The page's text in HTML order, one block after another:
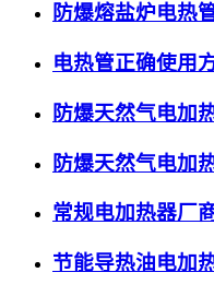
防爆熔盐炉电热
电热管正确使用
防爆天然气电加
防爆天然气电加
常规电加热器厂
节能导热油电加